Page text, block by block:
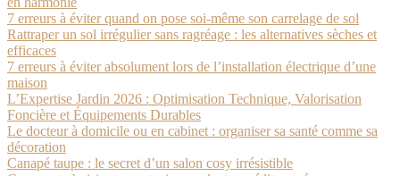
7 erreurs à éviter quand on pose soi-même son carrelage de sol
Rattraper un sol irrégulier sans ragréage : les alternatives sèches et
efficaces
7 erreurs à éviter absolument lors de l’installation électrique d’une
maison
L’Expertise Jardin 2026 : Optimisation Technique, Valorisation
Foncière et Équipements Durables
Le docteur à domicile ou en cabinet : organiser sa santé comme sa
décoration
Canapé taupe : le secret d’un salon cosy irrésistible